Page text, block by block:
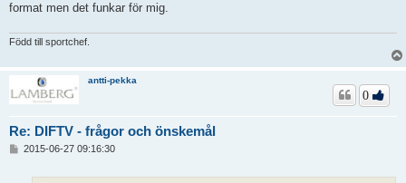
format men det funkar för mig.
Född till sportchef.
antti-pekka
Re: DIFTV - frågor och önskemål
0
2015-06-27 09:16:30